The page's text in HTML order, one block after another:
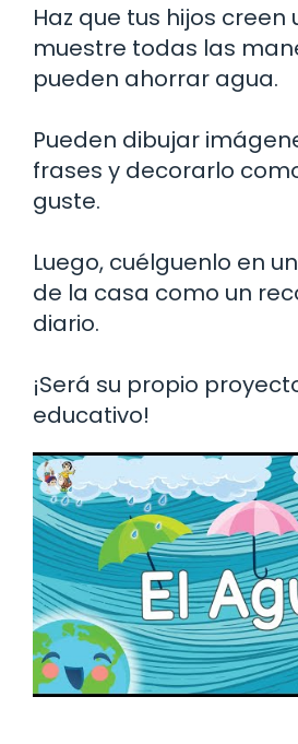
Haz que tus hijos creen
muestre todas las
pueden ahorrar agua.
Pueden dibujar
frases y decorarlo
guste.
Luego, cuélguenlo en
de la casa como un
diario.
¡Será su propio
educativo!